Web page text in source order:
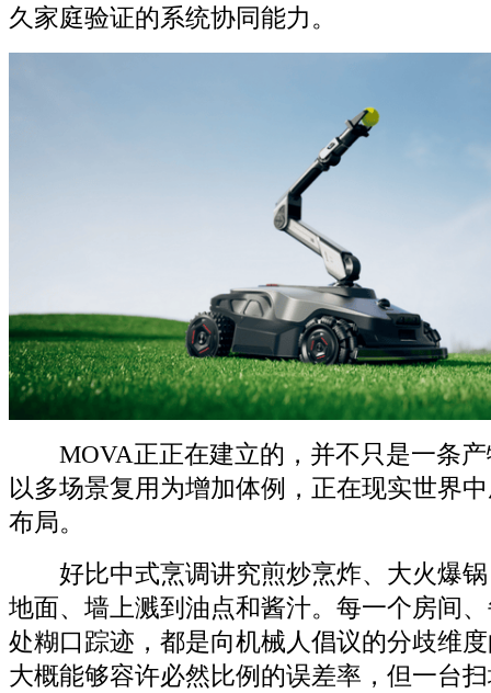
久家庭验证的系统协同能力。
MOVA正正在建立的，并不只是一条产
以多场景复用为增加体例，正在现实世界
布局。
好比中式烹调讲究煎炒烹炸、大火爆锅
地面、墙上溅到油点和酱汁。每一个房间
处糊口踪迹，都是向机械人倡议的分歧维
大概能够容许必然比例的误差率，但一台